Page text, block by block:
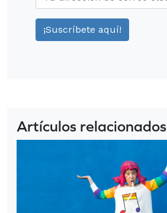
Artículos relacionados